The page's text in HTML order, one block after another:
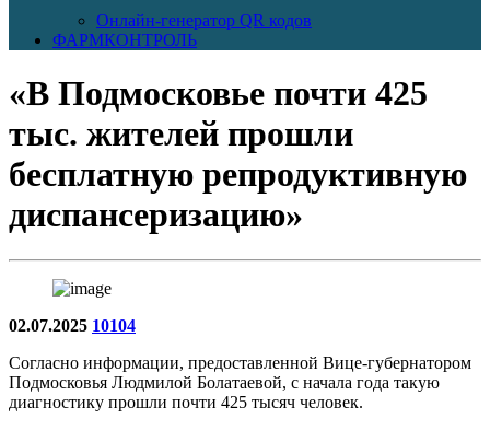
Онлайн-генератор QR кодов
ФАРМКОНТРОЛЬ
«В Подмосковье почти 425
тыс. жителей прошли
бесплатную репродуктивную
диспансеризацию»
02.07.2025 10104
Согласно информации, предоставленной Вице-губернатором
Подмосковья Людмилой Болатаевой, с начала года такую
диагностику прошли почти 425 тысяч человек.